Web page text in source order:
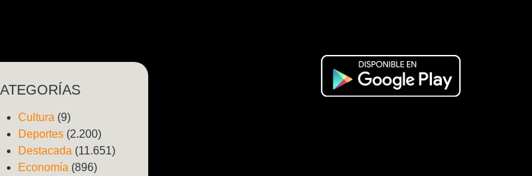
Cultura(9)
Deportes(2.200)
Destacada(11.651)
Economía(896)